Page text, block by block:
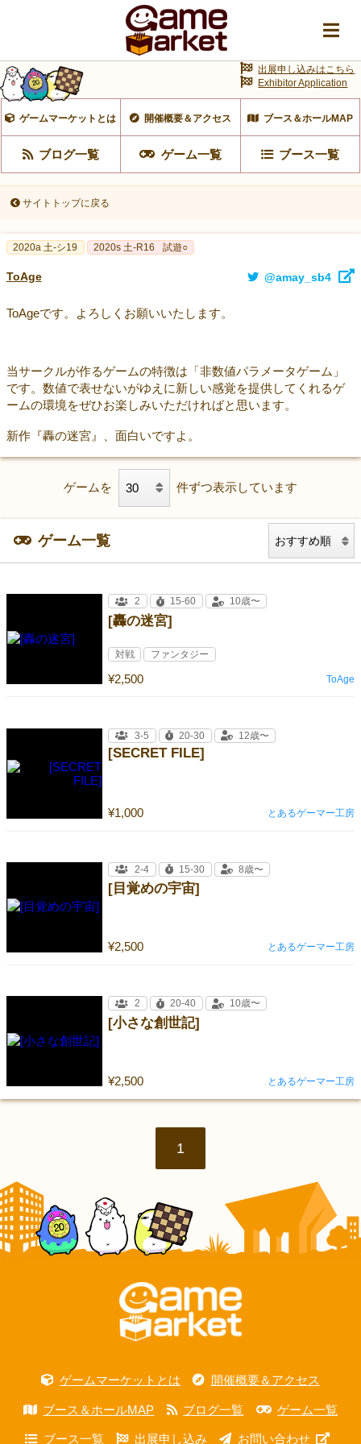
ゲームマーケットとは 開催概要＆アクセス ブース＆ホールMAP
ブログ一覧 ゲーム一覧 ブース一覧
出展申し込みはこちら
Exhibitor Application
サイトトップに戻る
2020a 土-シ19 2020s 土-R16 試遊○
ToAge @amay_sb4
ToAgeです。よろしくお願いいたします。
当サークルが作るゲームの特徴は「非数値パラメータゲーム」
です。数値で表せないがゆえに新しい感覚を提供してくれるゲ
ームの環境をぜひお楽しみいただければと思います。
新作『轟の迷宮』、面白いですよ。
ゲームを 件ずつ表示しています
ゲーム一覧
[轟の迷宮]
¥2,500
2 15-60 10歳〜
対戦 ファンタジー
ToAge
[SECRET FILE]
¥1,000
3-5 20-30 12歳〜
とあるゲーマー工房
[目覚めの宇宙]
¥2,500
2-4 15-30 8歳〜
とあるゲーマー工房
[小さな創世記]
¥2,500
2 20-40 10歳〜
とあるゲーマー工房
1
ゲームマーケットとは 開催概要＆アクセス
ブース＆ホールMAP ブログ一覧 ゲーム一覧
ブース一覧 出展申し込み お問い合わせ